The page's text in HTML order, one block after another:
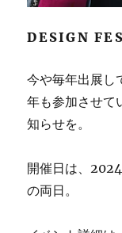
DESIGN
今や毎年出展し
年も参加させて
知らせを。
開催日は、
の両日。